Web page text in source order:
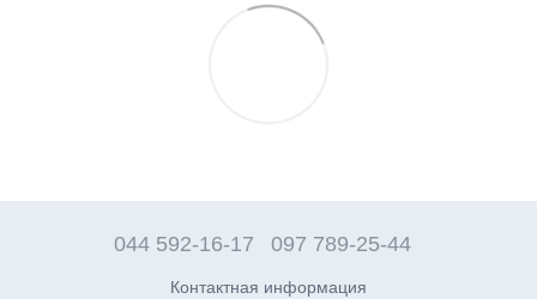
044 592-16-17 097 789-25-44
Контактная информация